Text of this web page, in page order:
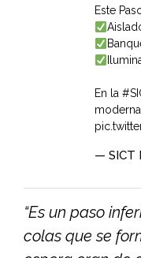
Este
En la
— SICT
“Es un paso
colas que se